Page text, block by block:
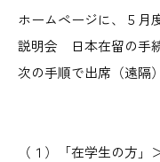
ホームページに、５月
説明会 日本在留の手
次の手順で出席（遠隔
（１）「在学生の方